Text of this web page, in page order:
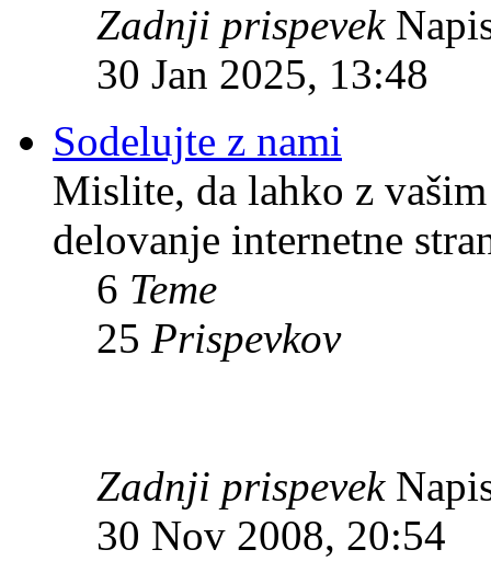
Zadnji prispevek
30 Jan 2025, 13:48
Sodelujte z nami
Mislite, da lahko z
delovanje internetne
6 Teme
25 Prispevkov
Zadnji prispevek
30 Nov 2008, 20:54